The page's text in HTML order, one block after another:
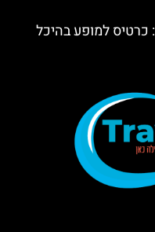
כרטיס למופע בהיכל